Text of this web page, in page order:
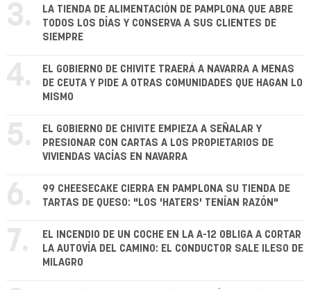
3.
LA TIENDA DE ALIMENTACIÓN DE PAMPLONA QUE ABRE
TODOS LOS DÍAS Y CONSERVA A SUS CLIENTES DE
SIEMPRE
4.
EL GOBIERNO DE CHIVITE TRAERÁ A NAVARRA A MENAS
DE CEUTA Y PIDE A OTRAS COMUNIDADES QUE HAGAN LO
MISMO
5.
EL GOBIERNO DE CHIVITE EMPIEZA A SEÑALAR Y
PRESIONAR CON CARTAS A LOS PROPIETARIOS DE
VIVIENDAS VACÍAS EN NAVARRA
6.
99 CHEESECAKE CIERRA EN PAMPLONA SU TIENDA DE
TARTAS DE QUESO: "LOS 'HATERS' TENÍAN RAZÓN"
7.
EL INCENDIO DE UN COCHE EN LA A-12 OBLIGA A CORTAR
LA AUTOVÍA DEL CAMINO: EL CONDUCTOR SALE ILESO DE
MILAGRO